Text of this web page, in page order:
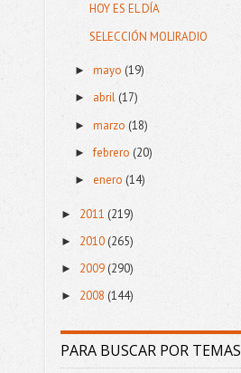
HOY ES EL DÍA
SELECCIÓN MOLIRADIO
►mayo(19)
► abril(17)
►marzo(18)
►febrero (20)
► enero(14)
► 2011 (219)
► 2010 (265)
► 2009 (290)
► 2008 (144)
PARA BUSCAR POR TEMAS